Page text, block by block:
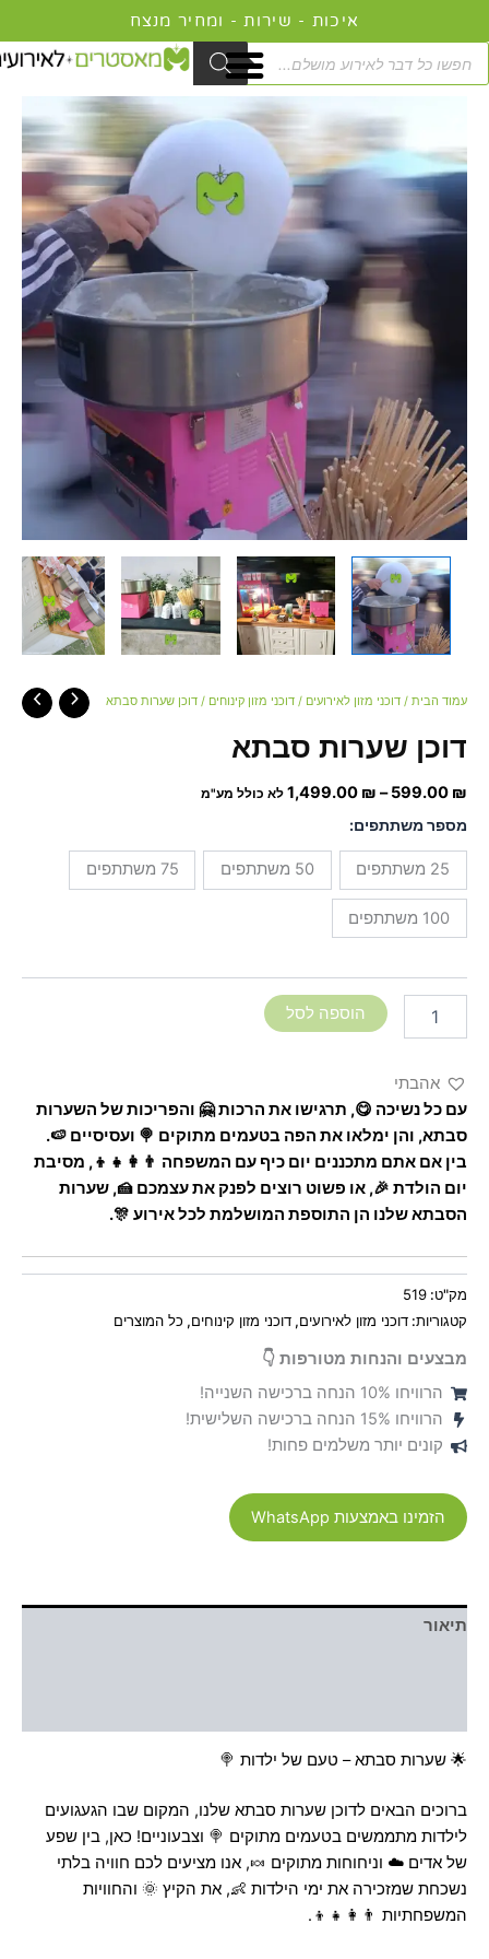
לתוכן
איכות - שירות - ומחיר מנצח
Products
search
עמוד הבית / דוכני מזון לאירועים / דוכני מזון קינוחים / דוכן שערות סבתא
דוכן שערות סבתא
599.00 ₪
–
1,499.00 ₪
טווח
מחירים:
לא כולל מע"מ
מספר משתתפים:
25 משתתפים 50 משתתפים 75 משתתפים
100 משתתפים
דוכן
שערות
סבתא
הוספה לסל
אהבתי
עם כל נשיכה 😋, תרגישו את הרכות 🤗 והפריכות של השערות
סבתא, והן ימלאו את הפה בטעמים מתוקים 🍭 ועסיסיים 🍉.
בין אם אתם מתכננים יום כיף עם המשפחה 👨‍👩‍👧‍👦, מסיבת
יום הולדת 🎉, או פשוט רוצים לפנק את עצמכם 🍰, שערות
הסבתא שלנו הן התוספת המושלמת לכל אירוע 🎊.
מק"ט: 519
קטגוריות: דוכני מזון לאירועים, דוכני מזון קינוחים, כל המוצרים
מבצעים והנחות מטורפות 👇
הרוויחו 10% הנחה ברכישה השנייה!
הרוויחו 15% הנחה ברכישה השלישית!
קונים יותר משלמים פחות!
הזמינו באמצעות WhatsApp
תיאור
🌟 שערות סבתא – טעם של ילדות 🍭
ברוכים הבאים לדוכן שערות סבתא שלנו, המקום שבו הגעגועים
לילדות מתממשים בטעמים מתוקים 🍭 וצבעוניים! כאן, בין שפע
של אדים ☁️ וניחוחות מתוקים 🍬, אנו מציעים לכם חוויה בלתי
נשכחת שמזכירה את ימי הילדות 👶, את הקיץ 🌞 והחוויות
המשפחתיות 👨‍👩‍👧‍👦.